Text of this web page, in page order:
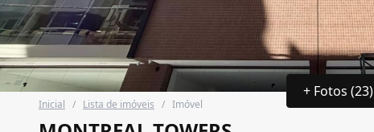
+ Fotos (23)
Inicial / Lista de imóveis / Imóvel